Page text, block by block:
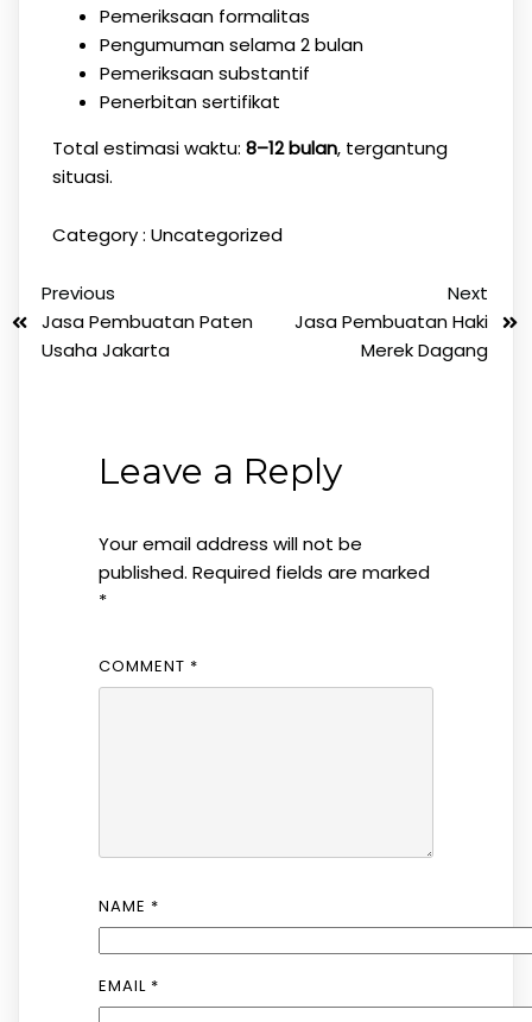
Pemeriksaan formalitas
Pengumuman selama 2 bulan
Pemeriksaan substantif
Penerbitan sertifikat
Total estimasi waktu: 8–12 bulan, tergantung
situasi.
Category : Uncategorized
Previous
Jasa Pembuatan Paten
Usaha Jakarta
Next
Jasa Pembuatan Haki
Merek Dagang
Leave a Reply
Your email address will not be
published. Required fields are marked
*
COMMENT *
NAME *
EMAIL *